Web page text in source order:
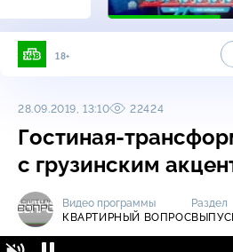
18+
28.09.2019, 13:10 22424
Гостиная-
с грузинским
Видео программы
КВАРТИРНЫЙ ВОПРОС
Раздел